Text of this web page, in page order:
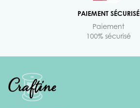
PAIEMENT SÉCURISÉ
Paiement
100% sécurisé